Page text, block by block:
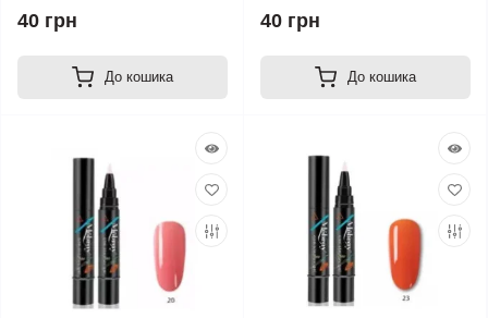
40 грн
До кошика
40 грн
До кошика